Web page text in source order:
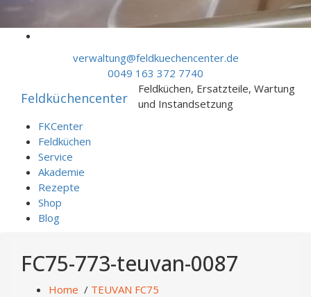
verwaltung@feldkuechencenter.de
0049 163 372 7740
Feldküchencenter
Feldküchen, Ersatzteile, Wartung
und Instandsetzung
FKCenter
Feldküchen
Service
Akademie
Rezepte
Shop
Blog
FC75-773-teuvan-0087
Home / TEUVAN FC75